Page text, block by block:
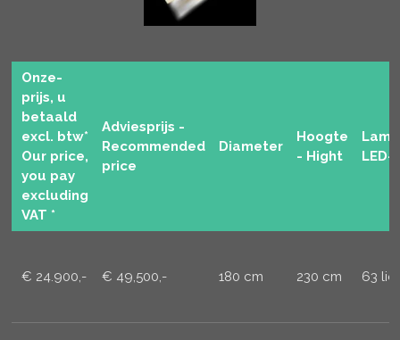
Onze-
prijs, u
betaald
excl. btw*
Our price,
you pay
excluding
VAT *
Adviesprijs -
Recommended
price
Diameter
Hoogte
- Hight
LED-
€ 24.900,- € 49,500,- 180 cm 230 cm 63